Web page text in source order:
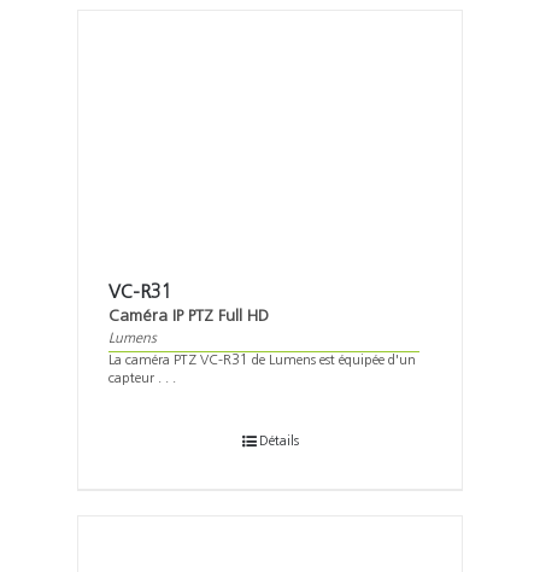
VC-R31
Caméra IP PTZ Full HD
Lumens
La caméra PTZ VC-R31 de Lumens est équipée d'un
capteur . . .
Détails